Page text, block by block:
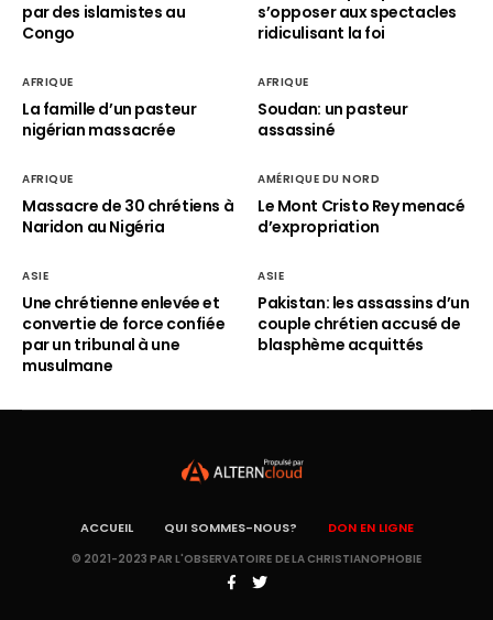
par des islamistes au
Congo
s’opposer aux spectacles
ridiculisant la foi
AFRIQUE
La famille d’un pasteur
nigérian massacrée
AFRIQUE
Soudan: un pasteur
assassiné
AFRIQUE
Massacre de 30 chrétiens à
Naridon au Nigéria
AMÉRIQUE DU NORD
Le Mont Cristo Rey menacé
d’expropriation
ASIE
Une chrétienne enlevée et
convertie de force confiée
par un tribunal à une
musulmane
ASIE
Pakistan: les assassins d’un
couple chrétien accusé de
blasphème acquittés
ACCUEIL QUI SOMMES-NOUS? DON EN LIGNE
© 2021-2023 PAR L'OBSERVATOIRE DE LA CHRISTIANOPHOBIE